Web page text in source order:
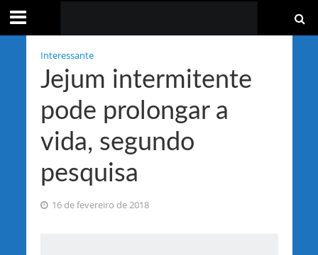
Interessante
Jejum intermitente
pode prolongar a
vida, segundo
pesquisa
16 de fevereiro de 2018